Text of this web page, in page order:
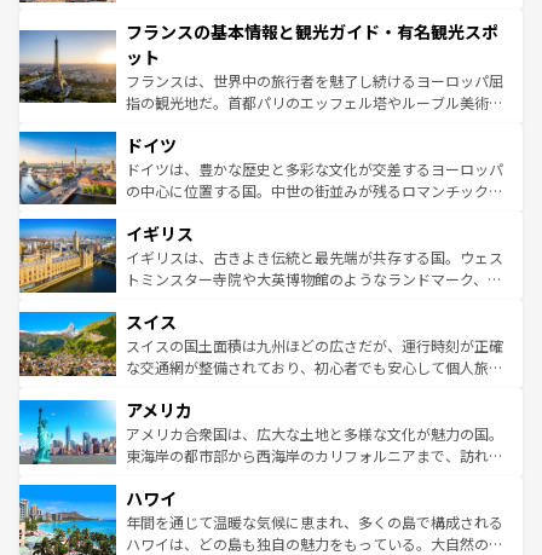
ませてくれるイタリアで、忘れられない旅をしてみよう！
なお、新着のイタリア情報は
しい。
文化が根付くこの国では、情熱的なフラメンコ、熱気あふ
れる闘牛、そして美味しいタパスが生活の一部となってい
る。首都マドリードの洗練された雰囲気や、バルセロナの
アートに溢れた街角から、地方では古代ローマ遺跡や中世
せる。地方によって風土や気候が異なるスペインはその個
性で訪れる人を魅了する。 なお、新着のスペイン情報は コ
ンテンツ一覧を参照してほしい。
フランスの基本情報と観光ガイド・有名観光スポ
ット
フランスは、世界中の旅行者を魅了し続けるヨーロッパ屈
指の観光地だ。首都パリのエッフェル塔やルーブル美術館
で、幅広い魅力が詰まっている。華麗な宮殿、歴史的な大
聖堂、美しいビーチ、そして豊かな自然が、訪れる者を心
から魅了する。また、フランスは美食の国としても知ら
いる。シャンパンの発祥地であるランス、プロヴァンスの
香り高いラベンダー畑など、多彩な楽しみ方が可能だ。さ
らに、パリ以外の地域にも魅力が溢れており、どの街角に
れる地方に足を運ぶとそれぞれで全く異なる文化を体験で
きるだろう。 なお、新着のフランス情報はコンテンツ一覧
を参照してほしい。
ドイツ
ドイツは、豊かな歴史と多彩な文化が交差するヨーロッパ
の中心に位置する国。中世の街並みが残るロマンチック街
顔を持つこの国は、どこを歩いても飽きることがない。ベ
ルリンの文化的活気、バイエルン州のアルプスの絶景、そ
してライン川沿いのワイン畑といった風景は必見。ビール
は、お酒好きな人にはぜひ体験してほしい。 なお、新着の
ドイツ情報はコンテンツ一覧を参照してほしい。
イギリス
イギリスは、古きよき伝統と最先端が共存する国。ウェス
トミンスター寺院や大英博物館のようなランドマーク、歴
リアごとに異なる魅力がある。また、優雅なアフタヌーン
ティー、ビール好きにはたまらない英国パブ、サッカー観
戦など、本場だからこそできる体験も豊富。イギリスを旅
ンツ一覧を参照してほしい。
スイス
スイスの国土面積は九州ほどの広さだが、運行時刻が正確
な交通網が整備されており、初心者でも安心して個人旅行
の建物がそのまま残る町や、スイスならではのユニークな
博物館もあり、アルプス観光だけでなく町歩きも満喫する
ことができる。国民の所得が高いため物価も高いが、旅行
ば市内交通費無料で観光を楽しむこともできる。 なお、新
着のスイス情報はコンテンツ一覧 を参照してほしい。
アメリカ
アメリカ合衆国は、広大な土地と多様な文化が魅力の国。
東海岸の都市部から西海岸のカリフォルニアまで、訪れる
のような巨大都市は、観光、ショッピング、エンターテイ
ンメントが詰まった刺激的なスポットだ。一方、アメリカ
西部には大自然が広がり、グランドキャニオンやイエロー
ハワイ
年間を通じて温暖な気候に恵まれ、多くの島で構成される
ハワイは、どの島も独自の魅力をもっている。大自然の神